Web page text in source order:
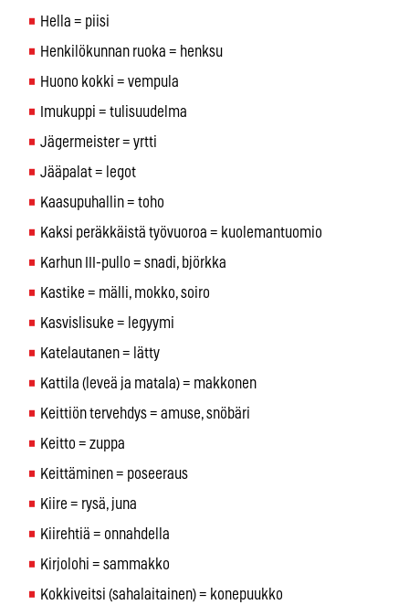
Hella = piisi
Henkilökunnan ruoka = henksu
Huono kokki = vempula
Imukuppi = tulisuudelma
Jägermeister = yrtti
Jääpalat = legot
Kaasupuhallin = toho
Kaksi peräkkäistä työvuoroa = kuolemantuomio
Karhun III-pullo = snadi, björkka
Kastike = mälli, mokko, soiro
Kasvislisuke = legyymi
Katelautanen = lätty
Kattila (leveä ja matala) = makkonen
Keittiön tervehdys = amuse, snöbäri
Keitto = zuppa
Keittäminen = poseeraus
Kiire = rysä, juna
Kiirehtiä = onnahdella
Kirjolohi = sammakko
Kokkiveitsi (sahalaitainen) = konepuukko